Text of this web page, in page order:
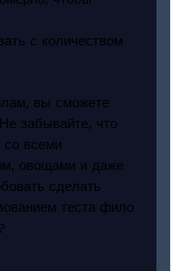
с количеством
вы сможете
забывайте, что
со всеми
овощами и даже
сделать
теста фило